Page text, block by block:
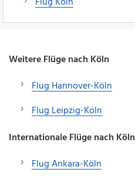
Weitere Flüge nach Köln
Flug Hannover-Köln
Flug Leipzig-Köln
Internationale Flüge nach Köln
Flug Ankara-Köln